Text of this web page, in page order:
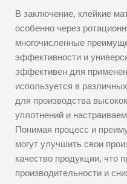
В заключение, клейкие
особенно через
многочисленные
эффективности и
эффективен для
используется в
для производства
уплотнений и
Понимая процесс и
могут улучшить свои
качество продукции, что
производительности и